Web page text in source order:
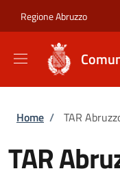
Regione Abruzzo
Briciole di
Home / TAR
TAR